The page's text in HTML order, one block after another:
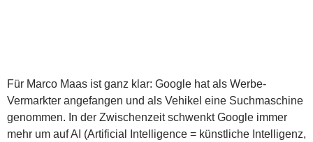
Für Marco Maas ist ganz klar: Google hat als Werbe-
Vermarkter angefangen und als Vehikel eine Suchmaschine
genommen. In der Zwischenzeit schwenkt Google immer
mehr um auf AI (Artificial Intelligence = künstliche Intelligenz,